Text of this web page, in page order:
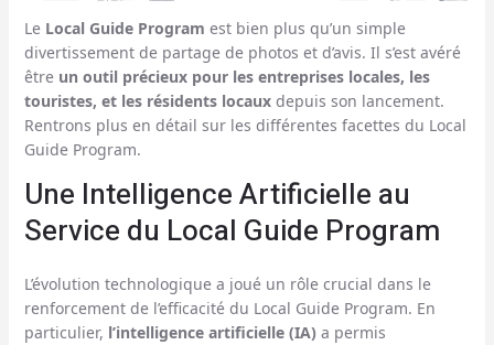
Le Local Guide Program est bien plus qu’un simple
divertissement de partage de photos et d’avis. Il s’est avéré
être un outil précieux pour les entreprises locales, les
touristes, et les résidents locauxdepuis son lancement.
Rentrons plus en détail sur les différentes facettes du Local
Guide Program.
Une Intelligence Artificielle au
Service du Local Guide Program
L’évolution technologique a joué un rôle crucial dans le
renforcement de l’efficacité du Local Guide Program. En
particulier, l’intelligence artificielle (IA) a permis